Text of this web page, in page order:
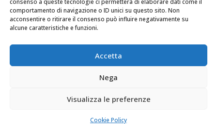
consenso a queste tecnologie ci permetterà di elaborare dati come il
comportamento di navigazione o ID unici su questo sito. Non
acconsentire o ritirare il consenso può influire negativamente su
alcune caratteristiche e funzioni.
Accetta
Nega
Visualizza le preferenze
Cookie Policy
NATI PER LEGGERE
La Biblioteca è proprietà della Diocesi di Frosinone-
Cookie Policy